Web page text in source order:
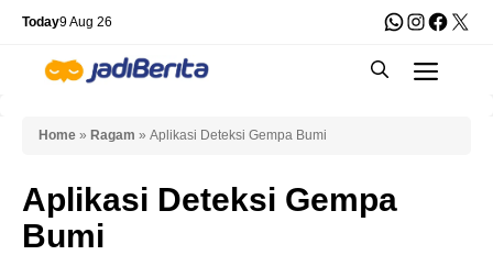
Skip
content
Today9 Aug 26 WhatsApp
X
Home » Ragam » Aplikasi Deteksi Gempa Bumi
Aplikasi Deteksi Gempa
Bumi